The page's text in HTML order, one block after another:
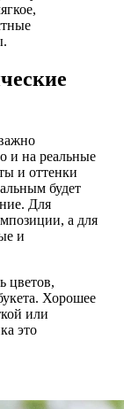
и на реальные
и оттенки
будет
Для
а для
и
цветов,
Хорошее
или
это